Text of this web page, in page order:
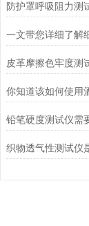
一文带您详细了解
你知道该如何使用
铅笔硬度测试仪需
织物透气性测试仪